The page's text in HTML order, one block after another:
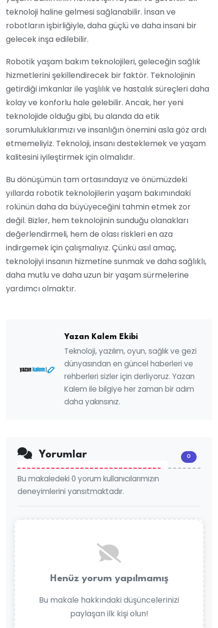
teknoloji haline gelmesi sağlanabilir. İnsan ve
robotların işbirliğiyle, daha güçlü ve daha insani bir
gelecek inşa edilebilir.
Robotik yaşam bakım teknolojileri, geleceğin sağlık
hizmetlerini şekillendirecek bir faktör. Teknolojinin
getirdiği imkanlar ile yaşlılık ve hastalık süreçleri daha
kolay ve konforlu hale gelebilir. Ancak, her yeni
teknolojide olduğu gibi, bu alanda da etik
sorumluluklarımızı ve insanlığın önemini asla göz ardı
etmemeliyiz. Teknoloji, insanı desteklemek ve yaşam
kalitesini iyileştirmek için olmalıdır.
Bu dönüşümün tam ortasındayız ve önümüzdeki
yıllarda robotik teknolojilerin yaşam bakımındaki
rolünün daha da büyüyeceğini tahmin etmek zor
değil. Bizler, hem teknolojinin sunduğu olanakları
değerlendirmeli, hem de olası riskleri en aza
indirgemek için çalışmalıyız. Çünkü asıl amaç,
teknolojiyi insanın hizmetine sunmak ve daha sağlıklı,
daha mutlu ve daha uzun bir yaşam sürmelerine
yardımcı olmaktır.
Yazan Kalem Ekibi
Teknoloji, yazılım, oyun, sağlık ve gezi
dünyasından en güncel haberleri ve
rehberleri sizler için derliyoruz. Yazan
Kalem ile bilgiye her zaman bir adım
daha yakınsınız.
Yorumlar 0
Bu makaledeki 0 yorum kullanıcılarımızın
deneyimlerini yansıtmaktadır.
Henüz yorum yapılmamış
Bu makale hakkındaki düşüncelerinizi
paylaşan ilk kişi olun!